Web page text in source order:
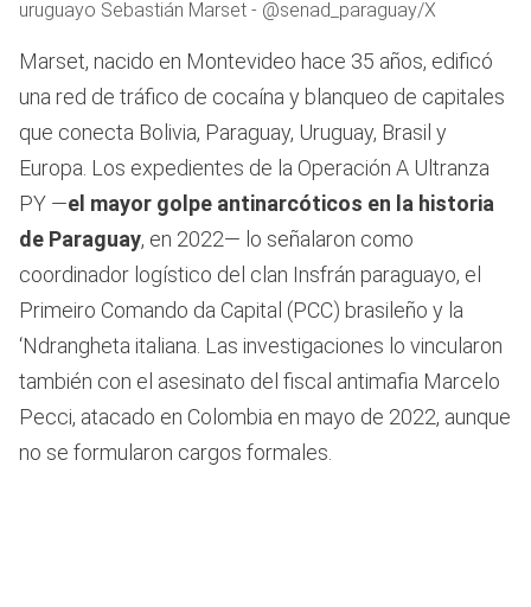
uruguayo Sebastián Marset - @senad_paraguay/X
Marset, nacido en Montevideo hace 35 años, edificó
una red de tráfico de cocaína y blanqueo de capitales
que conecta Bolivia, Paraguay, Uruguay, Brasil y
Europa. Los expedientes de la Operación A Ultranza
PY —el mayor golpe antinarcóticos en la historia
de Paraguay, en 2022— lo señalaron como
coordinador logístico del clan Insfrán paraguayo, el
Primeiro Comando da Capital (PCC) brasileño y la
‘Ndrangheta italiana. Las investigaciones lo vincularon
también con el asesinato del fiscal antimafia Marcelo
Pecci, atacado en Colombia en mayo de 2022, aunque
no se formularon cargos formales.